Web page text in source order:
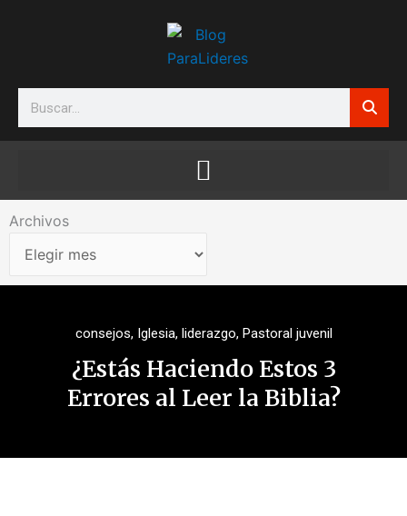
Search
Archivos
Archivos
consejos, Iglesia, liderazgo, Pastoral juvenil
¿Estás Haciendo Estos 3
Errores al Leer la Biblia?